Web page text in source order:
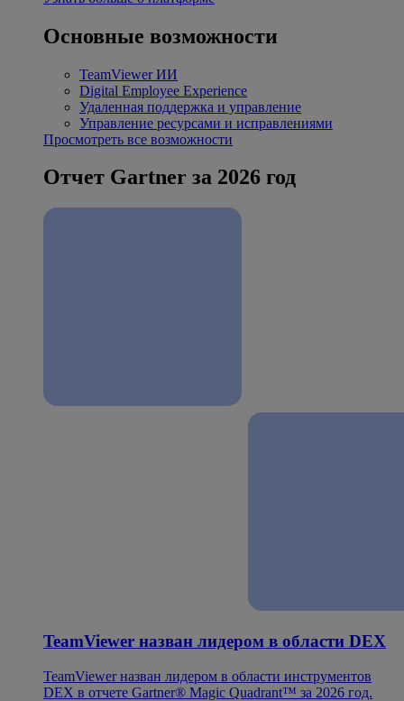
Основные возможности
TeamViewer ИИ
Digital Employee Experience
Удаленная поддержка и управление
Управление ресурсами и исправлениями
Просмотреть все возможности
Отчет Gartner за 2026 год
TeamViewer назван лидером в области DEX
TeamViewer назван лидером в области инструментов
DEX в отчете Gartner® Magic Quadrant™ за 2026 год.